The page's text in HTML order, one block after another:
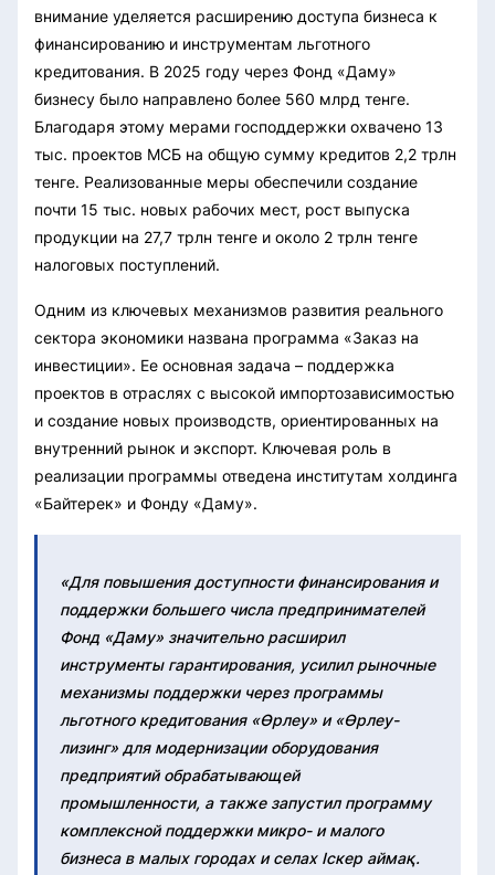
внимание уделяется расширению доступа бизнеса к
финансированию и инструментам льготного
кредитования. В 2025 году через Фонд «Даму»
бизнесу было направлено более 560 млрд тенге.
Благодаря этому мерами господдержки охвачено 13
тыс. проектов МСБ на общую сумму кредитов 2,2 трлн
тенге. Реализованные меры обеспечили создание
почти 15 тыс. новых рабочих мест, рост выпуска
продукции на 27,7 трлн тенге и около 2 трлн тенге
налоговых поступлений.
Одним из ключевых механизмов развития реального
сектора экономики названа программа «Заказ на
инвестиции». Ее основная задача – поддержка
проектов в отраслях с высокой импортозависимостью
и создание новых производств, ориентированных на
внутренний рынок и экспорт. Ключевая роль в
реализации программы отведена институтам холдинга
«Байтерек» и Фонду «Даму».
«Для повышения доступности финансирования и
поддержки большего числа предпринимателей
Фонд «Даму» значительно расширил
инструменты гарантирования, усилил рыночные
механизмы поддержки через программы
льготного кредитования «Өрлеу» и «Өрлеу-
лизинг» для модернизации оборудования
предприятий обрабатывающей
промышленности, а также запустил программу
комплексной поддержки микро- и малого
бизнеса в малых городах и селах Іскер аймақ.